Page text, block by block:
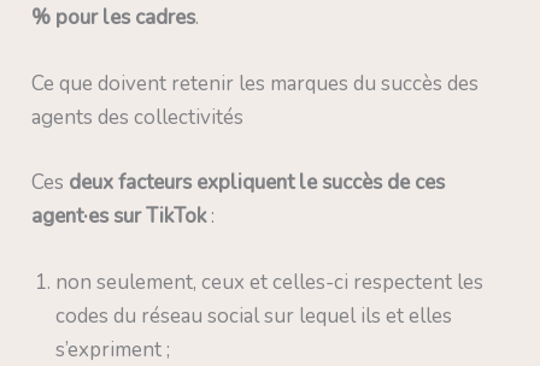
% pour les cadres.
Ce que doivent retenir les marques du succès des
agents des collectivités
Ces deux facteurs expliquent le succès de ces
agent·es sur TikTok:
non seulement, ceux et celles-ci respectent les
codes du réseau social sur lequel ils et elles
s’expriment ;